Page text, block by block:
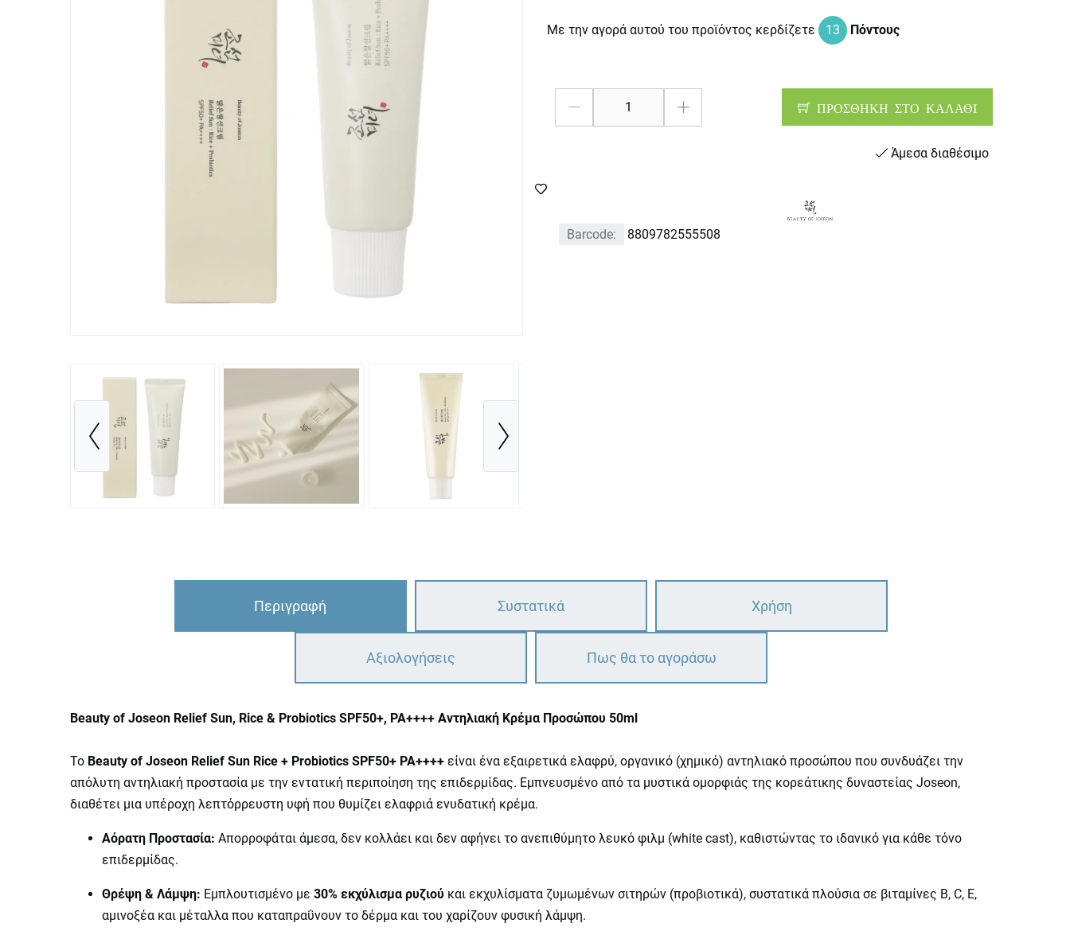
Με την αγορά αυτού του προϊόντος κερδίζετε 13 Πόντους
ΠΡΟΣΘΗΚΗ ΣΤΟ ΚΑΛΑΘΙ
Άμεσα διαθέσιμο
Barcode: 8809782555508
Περιγραφή Συστατικά Χρήση
Αξιολογήσεις Πως θα το αγοράσω
Beauty of Joseon Relief Sun, Rice & Probiotics SPF50+, PA++++ Αντηλιακή Κρέμα Προσώπου 50ml
Το Beauty of Joseon Relief Sun Rice + Probiotics SPF50+ PA++++είναι ένα εξαιρετικά ελαφρύ, οργανικό (χημικό) αντηλιακό προσώπου που συνδυάζει την
απόλυτη αντηλιακή προστασία με την εντατική περιποίηση της επιδερμίδας. Εμπνευσμένο από τα μυστικά ομορφιάς της κορεάτικης δυναστείας Joseon,
διαθέτει μια υπέροχη λεπτόρρευστη υφή που θυμίζει ελαφριά ενυδατική κρέμα.
Αόρατη Προστασία: Απορροφάται άμεσα, δεν κολλάει και δεν αφήνει το ανεπιθύμητο λευκό φιλμ (white cast), καθιστώντας το ιδανικό για κάθε τόνο
επιδερμίδας.
Θρέψη & Λάμψη: Εμπλουτισμένο με 30% εκχύλισμα ρυζιούκαι εκχυλίσματα ζυμωμένων σιτηρών (προβιοτικά), συστατικά πλούσια σε βιταμίνες B, C, E,
αμινοξέα και μέταλλα που καταπραΰνουν το δέρμα και του χαρίζουν φυσική λάμψη.